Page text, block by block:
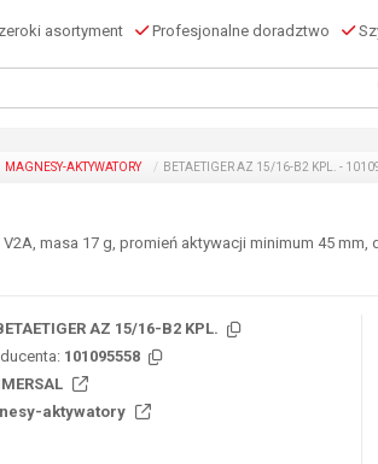
asortyment Profesjonalne doradztwo
MAGNESY-AKTYWATORY BETAETIGER AZ 15/16-B2 KPL. -
masa 17 g, promień aktywacji minimum 45 mm,
AZ 15/16-B2 KPL.
101095558
aktywatory